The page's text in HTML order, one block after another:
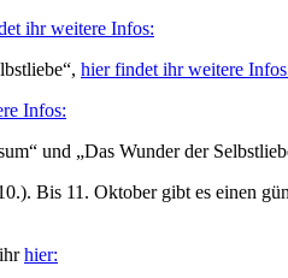
ihr weitere Infos:
hier findet ihr weitere
Infos:
und „Das Wunder der
Bis 11. Oktober gibt es einen
hier: